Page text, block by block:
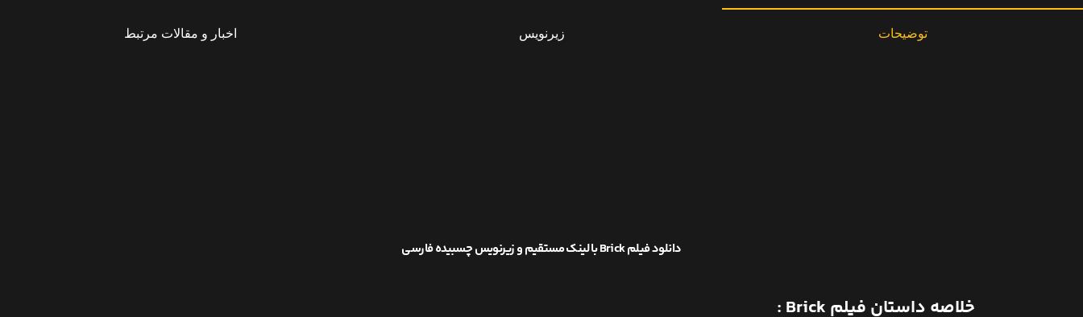
توضیحات زیرنویس اخبار و مقالات مرتبط
دانلود فیلم Brick با لینک مستقیم و زیرنویس چسبیده فارسی
خلاصه داستان فیلم Brick :